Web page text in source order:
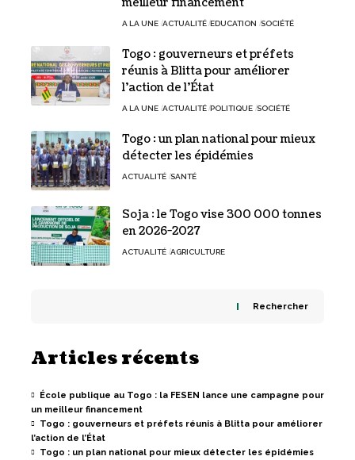
A LA UNE ACTUALITÉ EDUCATION SOCIÉTÉ
Togo : gouverneurs et préfets
réunis à Blitta pour améliorer
l’action de l’État
A LA UNE ACTUALITÉ POLITIQUE SOCIÉTÉ
Togo : un plan national pour mieux
détecter les épidémies
ACTUALITÉ SANTÉ
Soja : le Togo vise 300 000 tonnes
en 2026-2027
ACTUALITÉ AGRICULTURE
Rechercher
Articles récents
École publique au Togo : la FESEN lance une campagne pour
un meilleur financement
Togo : gouverneurs et préfets réunis à Blitta pour améliorer
l’action de l’État
Togo : un plan national pour mieux détecter les épidémies